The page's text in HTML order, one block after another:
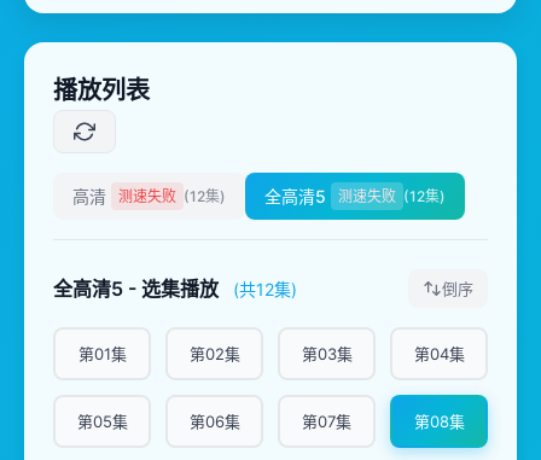
播放列表
高清 测速失败 (12集) 全高清5 测速失败 (12集)
全高清5 - 选集播放 (共12集) 倒序
第01集 第02集 第03集 第04集
第05集 第06集 第07集 第08集